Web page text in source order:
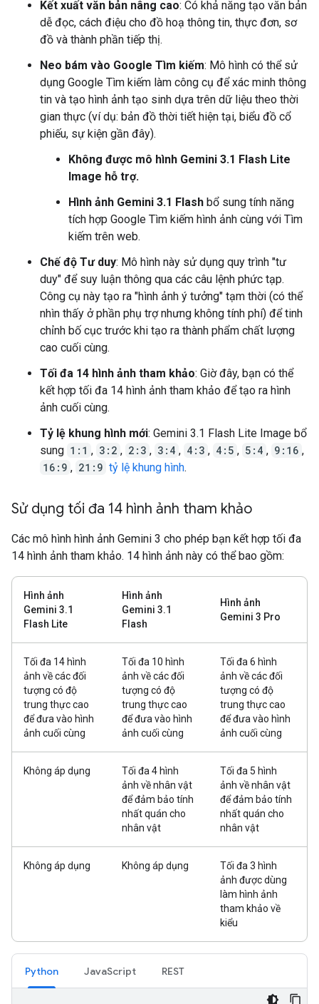
Kết xuất văn bản nâng cao: Có khả năng tạo văn bản
dễ đọc, cách điệu cho đồ hoạ thông tin, thực đơn, sơ
đồ và thành phần tiếp thị.
Neo bám vào Google Tìm kiếm: Mô hình có thể sử
dụng Google Tìm kiếm làm công cụ để xác minh thông
tin và tạo hình ảnh tạo sinh dựa trên dữ liệu theo thời
gian thực (ví dụ: bản đồ thời tiết hiện tại, biểu đồ cổ
phiếu, sự kiện gần đây).
Không được mô hình Gemini 3.1 Flash Lite
Image hỗ trợ.
Hình ảnh Gemini 3.1 Flash bổ sung tính năng
tích hợp Google Tìm kiếm hình ảnh cùng với Tìm
kiếm trên web.
Chế độ Tư duy: Mô hình này sử dụng quy trình "tư
duy" để suy luận thông qua các câu lệnh phức tạp.
Công cụ này tạo ra "hình ảnh ý tưởng" tạm thời (có thể
nhìn thấy ở phần phụ trợ nhưng không tính phí) để tinh
chỉnh bố cục trước khi tạo ra thành phẩm chất lượng
cao cuối cùng.
Tối đa 14 hình ảnh tham khảo: Giờ đây, bạn có thể
kết hợp tối đa 14 hình ảnh tham khảo để tạo ra hình
ảnh cuối cùng.
Tỷ lệ khung hình mới: Gemini 3.1 Flash Lite Image bổ
sung 1:1 , 3:2 , 2:3 , 3:4 , 4:3 , 4:5 , 5:4 , 9:16 ,
16:9 , 21:9 tỷ lệ khung hình.
Sử dụng tối đa 14 hình ảnh tham khảo
Các mô hình hình ảnh Gemini 3 cho phép bạn kết hợp tối đa
14 hình ảnh tham khảo. 14 hình ảnh này có thể bao gồm:
Hình ảnh
Gemini 3.1
Flash Lite
Hình ảnh
Gemini 3.1
Flash
Hình ảnh
Gemini 3 Pro
Tối đa 14 hình
ảnh về các đối
tượng có độ
trung thực cao
để đưa vào hình
ảnh cuối cùng
Tối đa 10 hình
ảnh về các đối
tượng có độ
trung thực cao
để đưa vào hình
ảnh cuối cùng
Tối đa 6 hình
ảnh về các đối
tượng có độ
trung thực cao
để đưa vào hình
ảnh cuối cùng
Không áp dụng
Tối đa 4 hình
ảnh về nhân vật
để đảm bảo tính
nhất quán cho
nhân vật
Tối đa 5 hình
ảnh về nhân vật
để đảm bảo tính
nhất quán cho
nhân vật
Không áp dụng Không áp dụng
Tối đa 3 hình
ảnh được dùng
làm hình ảnh
tham khảo về
kiểu
Python JavaScript REST